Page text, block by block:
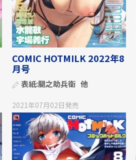
COMIC HOTMILK 2022年8
月号
表紙:腿之助兵衛 他
2021年07月02日発売